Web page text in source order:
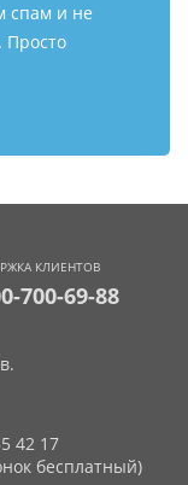
спам и не
Просто
КЛИЕНТОВ
700-69-88
42 17
бесплатный)